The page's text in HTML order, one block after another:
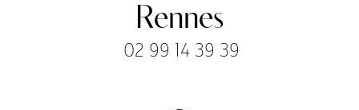
Rennes
02 99 14 39 39